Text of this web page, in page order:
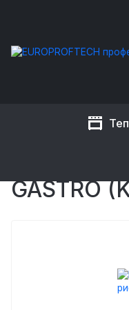
EUROPROFTECH
GASTRO